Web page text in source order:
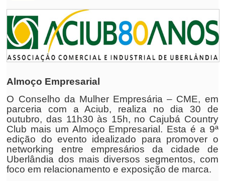
Almoço Empresarial
O Conselho da Mulher Empresária – CME, em
parceria com a Aciub, realiza no dia 30 de
outubro, das 11h30 às 15h, no Cajubá Country
Club mais um Almoço Empresarial. Esta é a 9ª
edição do evento idealizado para promover o
networking entre empresários da cidade de
Uberlândia dos mais diversos segmentos, com
foco em relacionamento e exposição de marca.